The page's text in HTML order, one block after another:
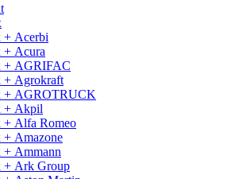
+ Acerbi
+ Acura
+ AGRIFAC
+ Agrokraft
+ AGROTRUCK
+ Akpil
+ Alfa Romeo
Amazone
Ammann
+ Ark Group